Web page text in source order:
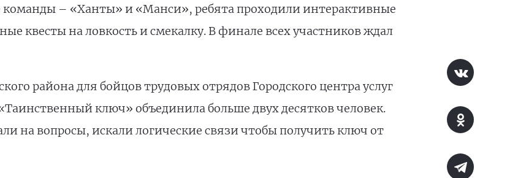
команды – «Ханты» и «Манси», ребята проходили интерактивные
квесты на ловкость и смекалку. В финале всех участников ждал
района для бойцов трудовых отрядов Городского центра услуг
ключ» объединила больше двух десятков человек.
на вопросы, искали логические связи чтобы получить ключ от